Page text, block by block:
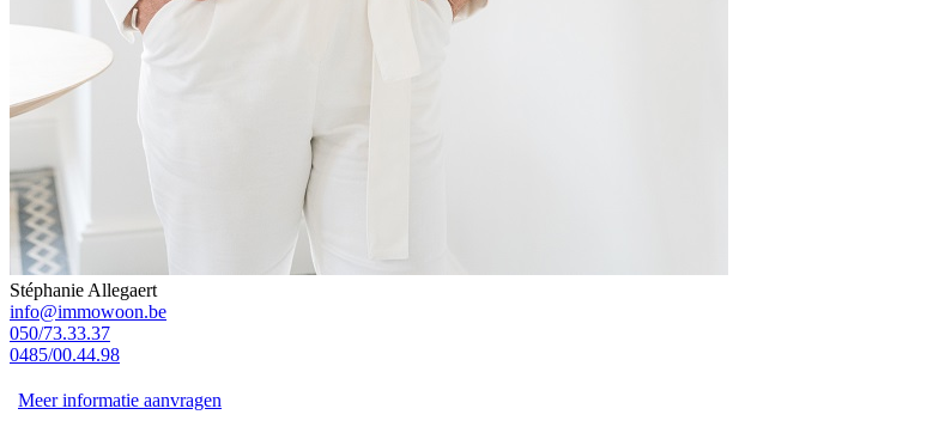
Stéphanie Allegaert
info@immowoon.be
050/73.33.37
0485/00.44.98
Meer informatie aanvragen